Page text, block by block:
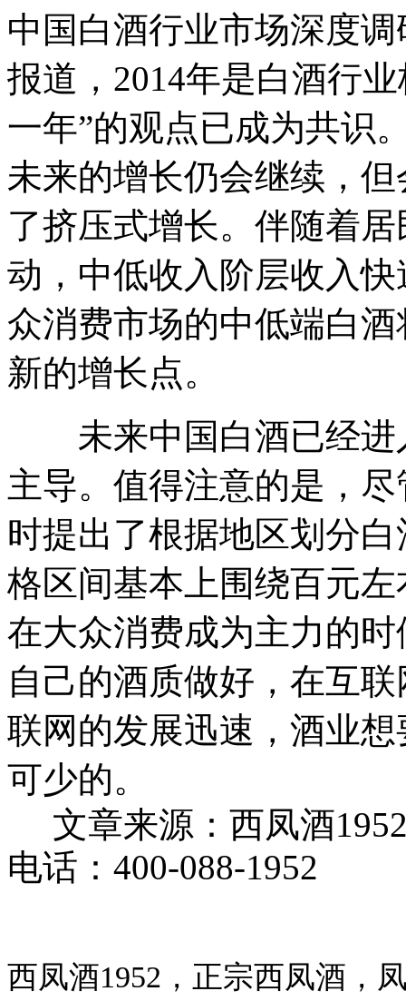
中国白酒行业市场深度
报道，2014年是白酒行
一年”的观点已成为共识
未来的增长仍会继续，
了挤压式增长。伴随着
动，中低收入阶层收入
众消费市场的中低端白
新的增长点。
未来中国白酒已经进
主导。值得注意的是，
时提出了根据地区划分
格区间基本上围绕百元
在大众消费成为主力的
自己的酒质做好，在互
联网的发展迅速，酒业
可少的。
文章来源：西凤酒
电话：400-088-1952
西凤酒1952，正宗西凤酒